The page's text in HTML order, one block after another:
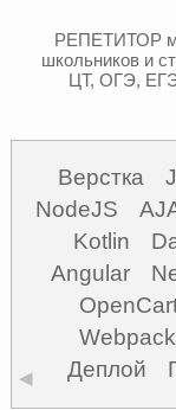
РЕПЕТИТОР
школьников и
ЦТ, ОГЭ,
Верстка
NodeJS
Kotlin
Angular
Webpack
Деплой
◀